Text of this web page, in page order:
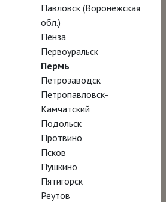
на выставке в Сан-
абстрактные
Стилла, созданные при
все, по словам
дара речи». Стилл
Поллоком и
нередко представал
одним из
Однако
отказывался от участия
Павловск (Воронежская
обл.)
Пенза
Первоуральск
Пермь
Петрозаводск
Петропавловск-
Камчатский
Подольск
Протвино
Псков
Пушкино
Пятигорск
Реутов